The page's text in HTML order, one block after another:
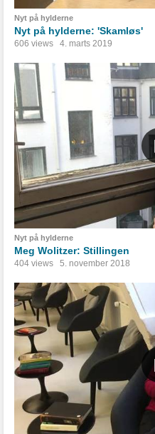
Nyt på hylderne
Nyt på hylderne: 'Skamløs'
606 views 4. marts 2019
Nyt på hylderne
Meg Wolitzer: Stillingen
404 views 5. november 2018